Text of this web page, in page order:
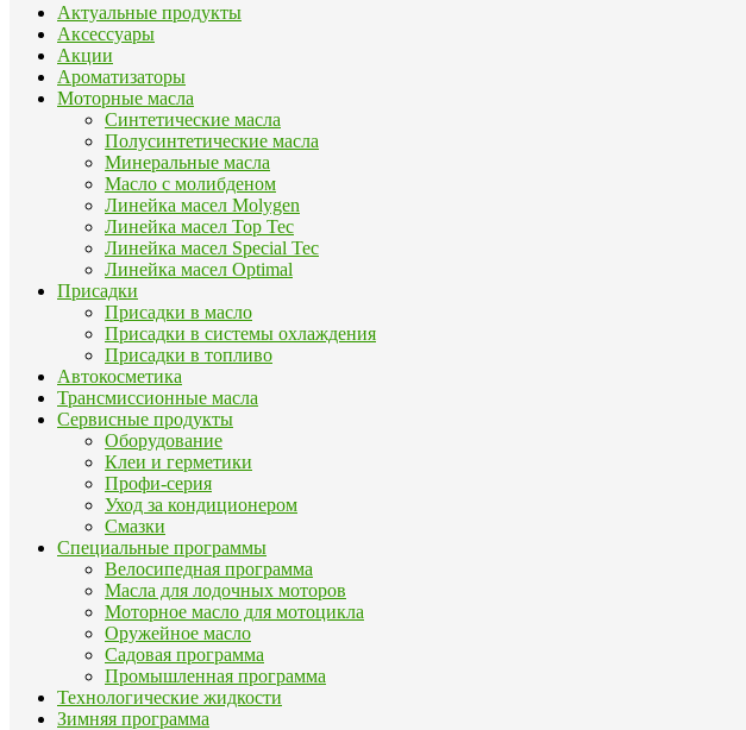
Актуальные продукты
Аксессуары
Акции
Ароматизаторы
Моторные масла
Синтетические масла
Полусинтетические масла
Минеральные масла
Масло с молибденом
Линейка масел Molygen
Линейка масел Top Tec
Линейка масел Special Tec
Линейка масел Optimal
Присадки
Присадки в масло
Присадки в системы охлаждения
Присадки в топливо
Автокосметика
Трансмиссионные масла
Сервисные продукты
Оборудование
Клеи и герметики
Профи-серия
Уход за кондиционером
Смазки
Специальные программы
Велосипедная программа
Масла для лодочных моторов
Моторное масло для мотоцикла
Оружейное масло
Садовая программа
Промышленная программа
Технологические жидкости
Зимняя программа